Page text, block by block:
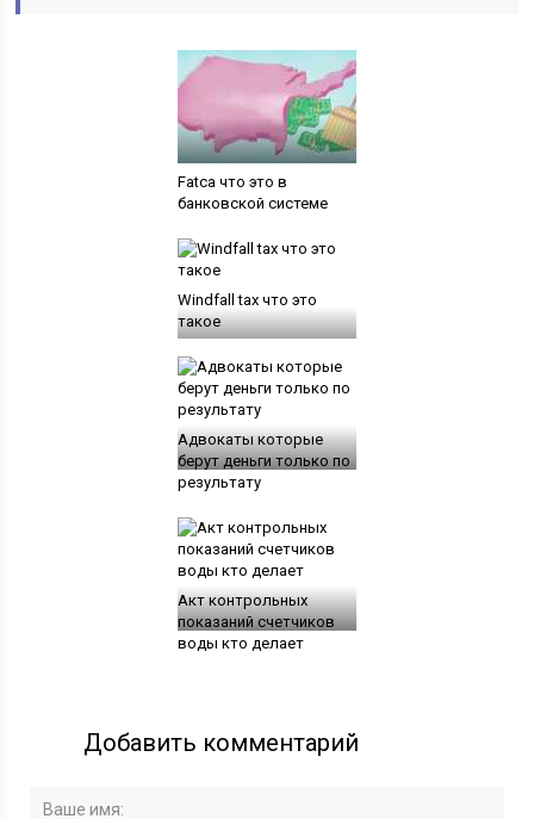
Fatca что это в
банковской системе
Windfall tax что это
такое
Адвокаты которые
берут деньги только по
результату
Акт контрольных
показаний счетчиков
воды кто делает
Добавить комментарий